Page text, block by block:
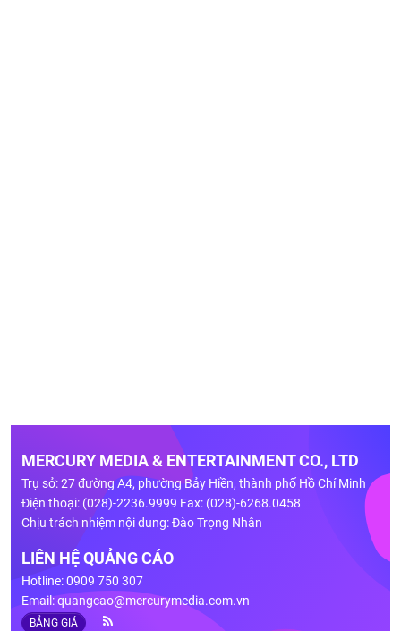
MERCURY MEDIA & ENTERTAINMENT CO., LTD
Trụ sở: 27 đường A4, phường Bảy Hiền, thành phố Hồ Chí Minh
Điện thoại: (028)-2236.9999 Fax: (028)-6268.0458
Chịu trách nhiệm nội dung: Đào Trọng Nhân
LIÊN HỆ QUẢNG CÁO
Hotline: 0909 750 307
Email:quangcao@mercurymedia.com.vn
BẢNG GIÁ